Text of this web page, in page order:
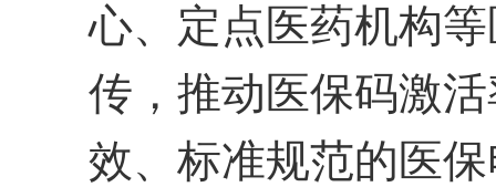
心、定点医药机构等
传 ，推动医保码激
效、标准规范的医